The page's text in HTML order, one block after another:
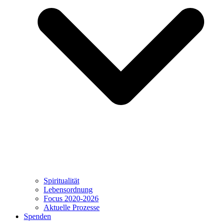
Spiritualität
Lebensordnung
Focus 2020-2026
Aktuelle Prozesse
Spenden